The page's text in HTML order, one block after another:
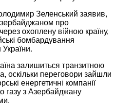
Зеленський заявив,
про
охоплену війною країну,
бомбардування
України.
залишиться транзитною
оскільки переговори зайшли
енергетичні компанії
газу з Азербайджану